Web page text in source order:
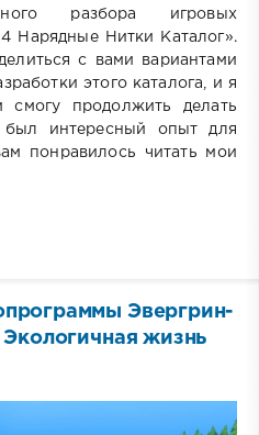
разбора игровых
Нарядные Нитки Каталог».
с вами вариантами
этого каталога, и я
продолжить делать
интересный опыт для
понравилось читать мои
Эвергрин-
жизнь